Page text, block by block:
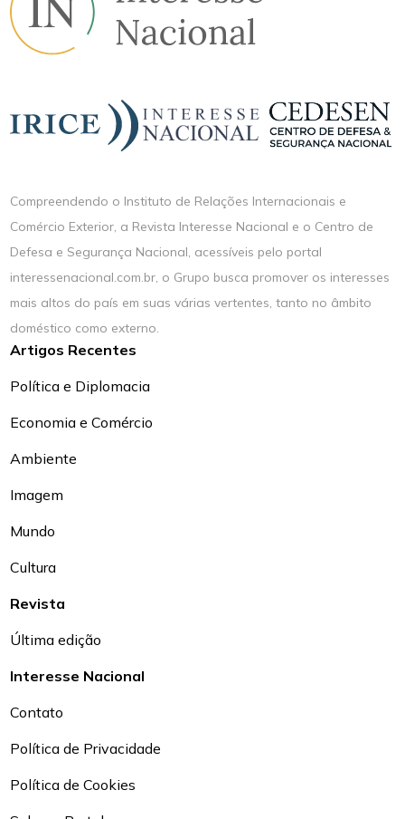
Compreendendo o Instituto de Relações Internacionais e
Comércio Exterior, a Revista Interesse Nacional e o Centro de
Defesa e Segurança Nacional, acessíveis pelo portal
interessenacional.com.br, o Grupo busca promover os interesses
mais altos do país em suas várias vertentes, tanto no âmbito
doméstico como externo.
Artigos Recentes
Política e Diplomacia
Economia e Comércio
Ambiente
Imagem
Mundo
Cultura
Revista
Última edição
Interesse Nacional
Contato
Política de Privacidade
Política de Cookies